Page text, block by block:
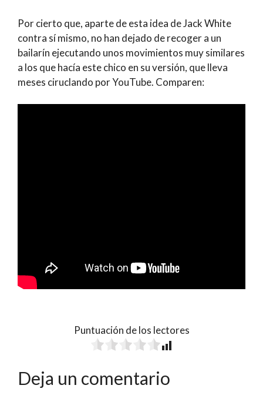
Por cierto que, aparte de esta idea de Jack White
contra sí mismo, no han dejado de recoger a un
bailarín ejecutando unos movimientos muy similares
a los que hacía este chico en su versión, que lleva
meses ciruclando por YouTube. Comparen:
Puntuación de los lectores
Deja un comentario